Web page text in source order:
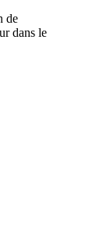
de
dans le